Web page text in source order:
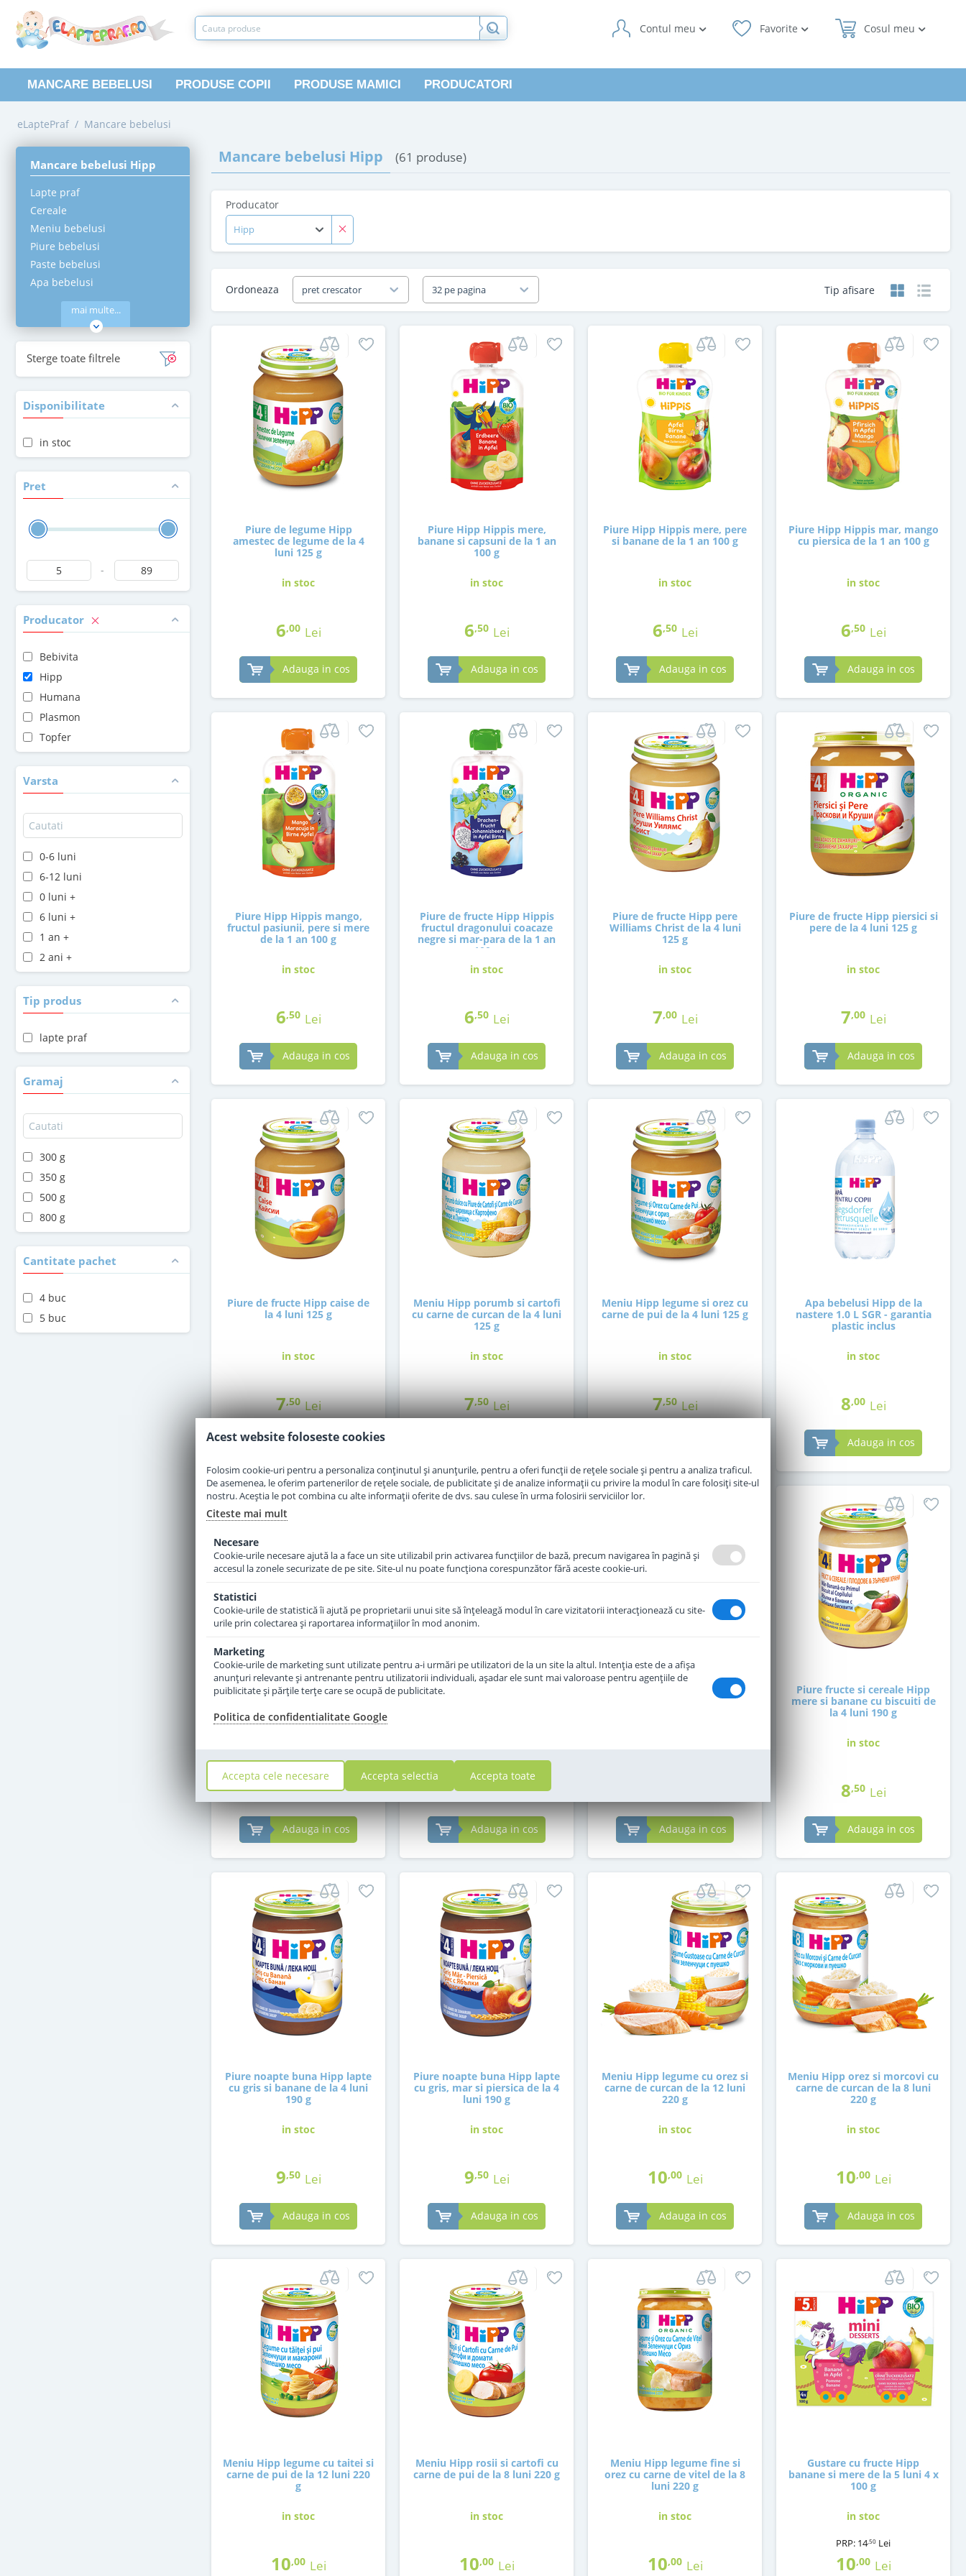
Cosul meu
Favorite
Contul meu
MANCARE BEBELUSI PRODUSE COPII PRODUSE MAMICI PRODUCATORI
eLaptePraf / Mancare bebelusi
Mancare bebelusi Hipp
Lapte praf
Cereale
Meniu bebelusi
Piure bebelusi
Paste bebelusi
Apa bebelusi
mai multe...
Sterge toate filtrele
Disponibilitate
in stoc
Pret
-
Producator
Bebivita
Hipp
Humana
Plasmon
Topfer
Varsta
0-6 luni
6-12 luni
0 luni +
6 luni +
1 an +
2 ani +
Tip produs
lapte praf
Gramaj
300 g
350 g
500 g
800 g
Cantitate pachet
4 buc
5 buc
Mancare bebelusi Hipp (61 produse)
Producator
Hipp
Tip afisare
Ordoneaza pret crescator 32 pe pagina
Piure de legume Hipp
amestec de legume de la 4
luni 125 g
in stoc
6,00 Lei
Adauga in cos
Piure Hipp Hippis mere,
banane si capsuni de la 1 an
100 g
in stoc
6,50 Lei
Adauga in cos
Piure Hipp Hippis mere, pere
si banane de la 1 an 100 g
in stoc
6,50 Lei
Adauga in cos
Piure Hipp Hippis mar, mango
cu piersica de la 1 an 100 g
in stoc
6,50 Lei
Adauga in cos
Piure Hipp Hippis mango,
fructul pasiunii, pere si mere
de la 1 an 100 g
in stoc
6,50 Lei
Adauga in cos
Piure de fructe Hipp Hippis
fructul dragonului coacaze
negre si mar-para de la 1 an
100 g
in stoc
6,50 Lei
Adauga in cos
Piure de fructe Hipp pere
Williams Christ de la 4 luni
125 g
in stoc
7,00 Lei
Adauga in cos
Piure de fructe Hipp piersici si
pere de la 4 luni 125 g
in stoc
7,00 Lei
Adauga in cos
Piure de fructe Hipp caise de
la 4 luni 125 g
in stoc
7,50 Lei
Adauga in cos
Meniu Hipp porumb si cartofi
cu carne de curcan de la 4 luni
125 g
in stoc
7,50 Lei
Meniu Hipp legume si orez cu
carne de pui de la 4 luni 125 g
in stoc
7,50 Lei
Apa bebelusi Hipp de la
nastere 1.0 L SGR - garantia
plastic inclus
in stoc
8,00 Lei
Adauga in cos
Piure de fructe Hipp Duet
piersica-caise cu crema de
branza dulce de la 7 luni 160 g
PRP:
8,00 Lei
Adauga in cos
Meniu Hipp orez si morcovi cu
8,50 Lei
Adauga in cos
Piure fructe si cereale Hipp
mere si banane de la 6 luni
Adauga in cos
Piure fructe si cereale Hipp
mere si banane cu biscuiti de
la 4 luni 190 g
in stoc
8,50 Lei
Adauga in cos
Piure noapte buna Hipp lapte
cu gris si banane de la 4 luni
190 g
in stoc
9,50 Lei
Adauga in cos
Piure noapte buna Hipp lapte
cu gris, mar si piersica de la 4
luni 190 g
in stoc
9,50 Lei
Adauga in cos
Meniu Hipp legume cu orez si
carne de curcan de la 12 luni
220 g
in stoc
10,00 Lei
Adauga in cos
Meniu Hipp orez si morcovi cu
carne de curcan de la 8 luni
220 g
in stoc
10,00 Lei
Adauga in cos
Meniu Hipp legume cu taitei si
carne de pui de la 12 luni 220
g
in stoc
10,00 Lei
Meniu Hipp rosii si cartofi cu
carne de pui de la 8 luni 220 g
in stoc
10,00 Lei
Meniu Hipp legume fine si
orez cu carne de vitel de la 8
luni 220 g
in stoc
10,00 Lei
Gustare cu fructe Hipp
banane si mere de la 5 luni 4 x
100 g
in stoc
PRP: 14,50 Lei
10,00 Lei
Acest website foloseste cookies
Folosim cookie-uri pentru a personaliza conținutul și anunțurile, pentru a oferi funcții de rețele sociale și pentru a analiza traficul.
De asemenea, le oferim partenerilor de rețele sociale, de publicitate și de analize informații cu privire la modul în care folosiți site-ul
nostru. Aceștia le pot combina cu alte informații oferite de dvs. sau culese în urma folosirii serviciilor lor.
Citeste mai mult
Necesare
Cookie-urile necesare ajută la a face un site utilizabil prin activarea funcţiilor de bază, precum navigarea în pagină şi
accesul la zonele securizate de pe site. Site-ul nu poate funcţiona corespunzător fără aceste cookie-uri.
Statistici
Cookie-urile de statistică îi ajută pe proprietarii unui site să înţeleagă modul în care vizitatorii interacţionează cu site-
urile prin colectarea şi raportarea informaţiilor în mod anonim.
Marketing
Cookie-urile de marketing sunt utilizate pentru a-i urmări pe utilizatori de la un site la altul. Intenţia este de a afişa
anunţuri relevante şi antrenante pentru utilizatorii individuali, aşadar ele sunt mai valoroase pentru agenţiile de
puiblicitate şi părţile terţe care se ocupă de publicitate.
Politica de confidentialitate Google
Accepta cele necesare Accepta selectia Accepta toate